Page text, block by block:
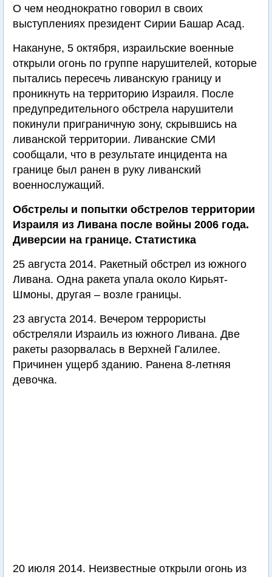
О чем неоднократно говорил в своих
выступлениях президент Сирии Башар Асад.
Накануне, 5 октября, израильские военные
открыли огонь по группе нарушителей, которые
пытались пересечь ливанскую границу и
проникнуть на территорию Израиля. После
предупредительного обстрела нарушители
покинули приграничную зону, скрывшись на
ливанской территории. Ливанские СМИ
сообщали, что в результате инцидента на
границе был ранен в руку ливанский
военнослужащий.
Обстрелы и попытки обстрелов территории
Израиля из Ливана после войны 2006 года.
Диверсии на границе. Статистика
25 августа 2014. Ракетный обстрел из южного
Ливана. Одна ракета упала около Кирьят-
Шмоны, другая – возле границы.
23 августа 2014. Вечером террористы
обстреляли Израиль из южного Ливана. Две
ракеты разорвалась в Верхней Галилее.
Причинен ущерб зданию. Ранена 8-летняя
девочка.
20 июля 2014. Неизвестные открыли огонь из